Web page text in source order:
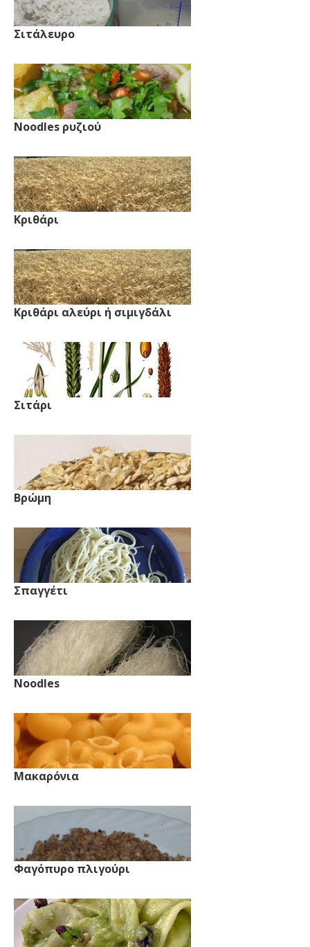
Σιτάλευρο
Noodles ρυζιού
Κριθάρι
Κριθάρι αλεύρι ή σιμιγδάλι
Σιτάρι
Βρώμη
Σπαγγέτι
Noodles
Μακαρόνια
Φαγόπυρο πλιγούρι